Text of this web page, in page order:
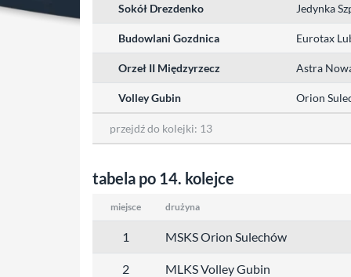
Sokół Drezdenko Jedynka
Budowlani Gozdnica Eurotax
Orzeł II Międzyrzecz Astra
Volley Gubin Orion
przejdź do kolejki: 13
tabela po 14. kolejce
miejsce drużyna
1 MSKS Orion Sulechów
2 MLKS Volley Gubin